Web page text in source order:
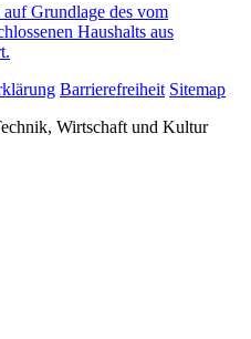
Grundlage des vom
Haushalts aus
Barrierefreiheit Sitemap
Wirtschaft und Kultur